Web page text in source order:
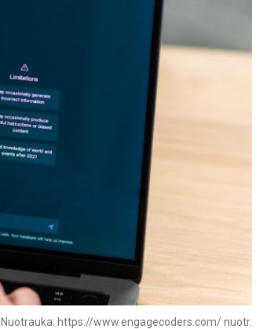
Nuotrauka: https://www.engagecoders.com/ nuotr.